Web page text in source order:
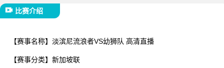
比赛介绍
【赛事名称】 淡滨尼流浪者VS幼狮队 高清直播
【赛事分类】 新加坡联